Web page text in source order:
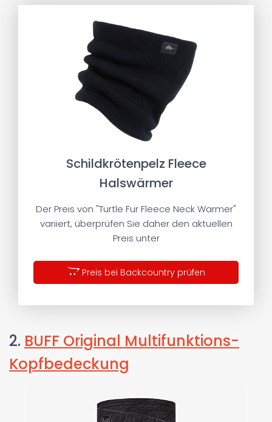
Schildkrötenpelz Fleece
Halswärmer
Der Preis von "Turtle Fur Fleece Neck Warmer"
variiert, überprüfen Sie daher den aktuellen
Preis unter
Preis bei Backcountry prüfen
2. BUFF Original Multifunktions-
Kopfbedeckung